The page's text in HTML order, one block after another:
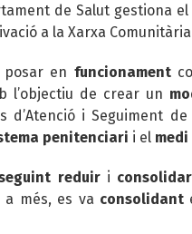
de Salut gestiona el
a la Xarxa
posar en funcionament
l’objectiu de crear un
d’Atenció i Seguiment
penitenciari i el
reduir i consolidar
més, es va consolidant